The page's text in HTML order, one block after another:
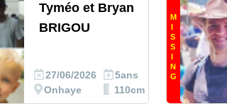
Tyméo et Bryan
BRIGOU
27/06/2026
Onhaye
5ans
110cm
M
I
S
S
I
N
G